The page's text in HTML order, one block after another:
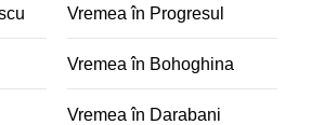
Vremea în Progresul
Vremea în Bohoghina
Vremea în Darabani